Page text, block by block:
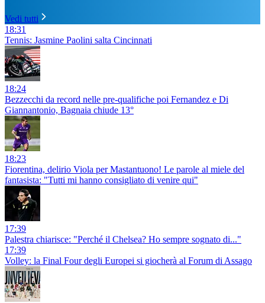
Vedi tutti
18:31
Tennis: Jasmine Paolini salta Cincinnati
18:24
Bezzecchi da record nelle pre-qualifiche poi Fernandez e Di
Giannantonio, Bagnaia chiude 13°
18:23
Fiorentina, delirio Viola per Mastantuono! Le parole al miele del
fantasista: "Tutti mi hanno consigliato di venire qui"
17:39
Palestra chiarisce: "Perché il Chelsea? Ho sempre sognato di..."
17:39
Volley: la Final Four degli Europei si giocherà al Forum di Assago